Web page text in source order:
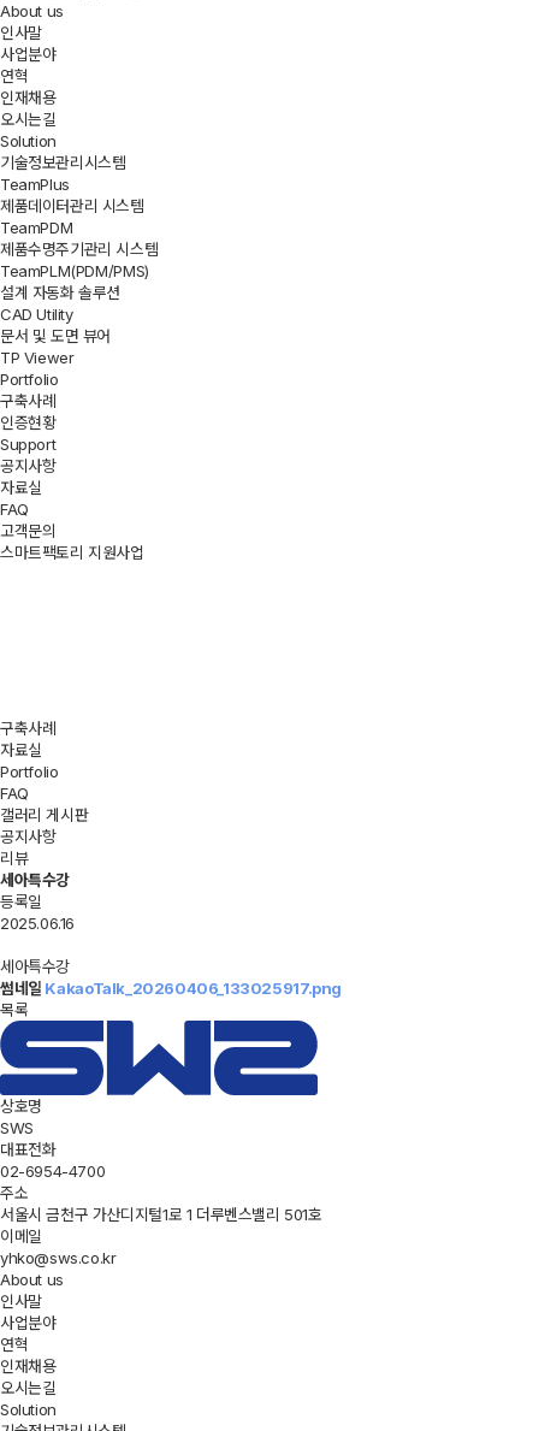
About us
인사말
사업분야
연혁
인재채용
오시는길
Solution
기술정보관리시스템
TeamPlus
제품데이터관리 시스템
TeamPDM
제품수명주기관리 시스템
TeamPLM(PDM/PMS)
설계 자동화 솔루션
CAD Utility
문서 및 도면 뷰어
TP Viewer
Portfolio
구축사례
인증현황
Support
공지사항
자료실
FAQ
고객문의
스마트팩토리 지원사업
구축사례
인증현황
구축사례
인증현황
구축사례
자료실
Portfolio
FAQ
갤러리 게시판
공지사항
리뷰
세아특수강
등록일
2025.06.16
세아특수강
썸네일 KakaoTalk_20260406_133025917.png
목록
상호명
SWS
대표전화
02-6954-4700
주소
서울시 금천구 가산디지털1로 1 더루벤스밸리 501호
이메일
yhko@sws.co.kr
About us
인사말
사업분야
연혁
인재채용
오시는길
Solution